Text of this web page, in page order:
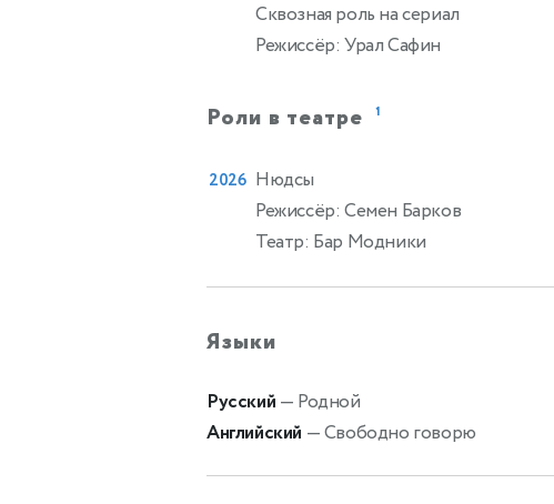
Сквозная роль на сериал
Режиссёр: Урал Сафин
Роли в театре 1
2026 Нюдсы
Режиссёр: Семен Барков
Театр: Бар Модники
Языки
Русский — Родной
Английский — Свободно говорю